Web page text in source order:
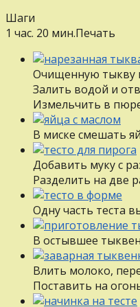
Шаги
1 час. 20 мин.Печать
Очищенную тыкву
Залить водой и
Измельчить в
В миске смешать
Добавить муку с
Разделить на две
Одну часть теста
В остывшее
Влить молоко,
Поставить на